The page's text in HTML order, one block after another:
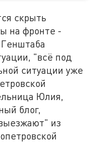
скрыть
на фронте -
"всё под
ситуации уже
Юлия,
блог,
из